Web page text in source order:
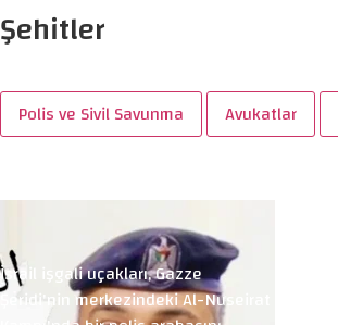
Şehitler
Polis ve Sivil Savunma Avukatlar
İsrail işgali uçakları, Gazze
Şeridi'nin merkezindeki Al-Nuseirat